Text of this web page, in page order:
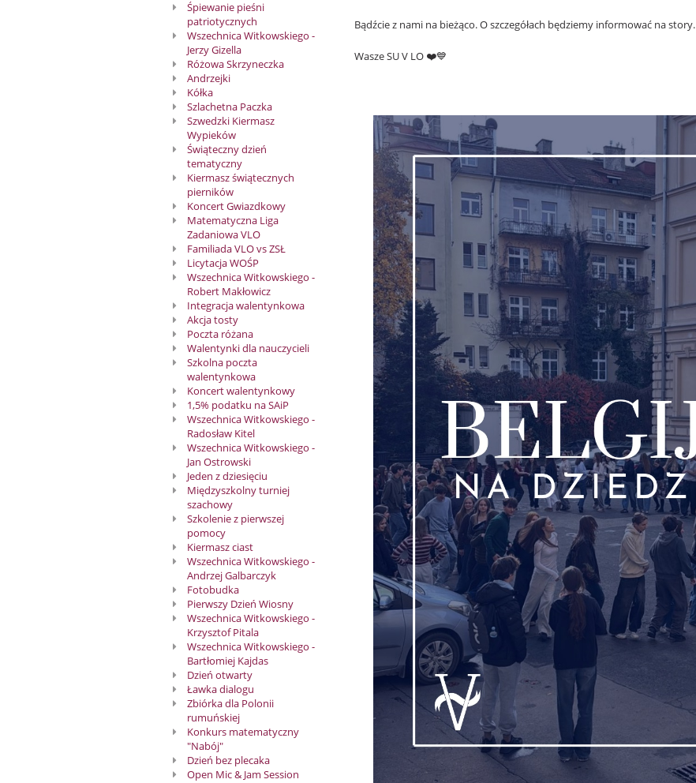
2026
Śpiewanie pieśni
patriotycznych
Wszechnica Witkowskiego -
Jerzy Gizella
Różowa Skrzyneczka
Andrzejki
Kółka
Szlachetna Paczka
Szwedzki Kiermasz
Wypieków
Świąteczny dzień
tematyczny
Kiermasz świątecznych
pierników
Koncert Gwiazdkowy
Matematyczna Liga
Zadaniowa VLO
Familiada VLO vs ZSŁ
Licytacja WOŚP
Wszechnica Witkowskiego -
Robert Makłowicz
Integracja walentynkowa
Akcja tosty
Poczta różana
Walentynki dla nauczycieli
Szkolna poczta
walentynkowa
Koncert walentynkowy
1,5% podatku na SAiP
Wszechnica Witkowskiego -
Radosław Kitel
Wszechnica Witkowskiego -
Jan Ostrowski
Jeden z dziesięciu
Międzyszkolny turniej
szachowy
Szkolenie z pierwszej
pomocy
Kiermasz ciast
Wszechnica Witkowskiego -
Andrzej Galbarczyk
Fotobudka
Pierwszy Dzień Wiosny
Wszechnica Witkowskiego -
Krzysztof Pitala
Wszechnica Witkowskiego -
Bartłomiej Kajdas
Dzień otwarty
Ławka dialogu
Zbiórka dla Polonii
rumuńskiej
Konkurs matematyczny
"Nabój"
Dzień bez plecaka
Open Mic & Jam Session
Bądźcie z nami na bieżąco. O szczegółach będziemy informować na story.
Wasze SU V LO ❤️💙